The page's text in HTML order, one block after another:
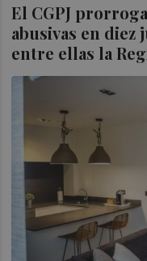
El CGPJ
abusivas en diez
entre ellas la